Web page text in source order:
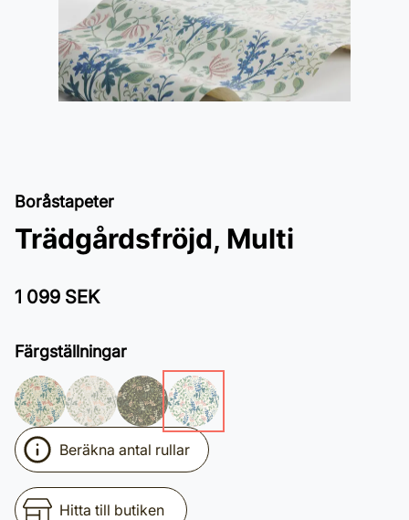
Boråstapeter
Trädgårdsfröjd, Multi
1 099 SEK
Färgställningar
Beräkna antal rullar
Hitta till butiken